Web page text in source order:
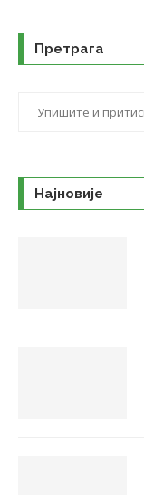
Претрага
Најновије